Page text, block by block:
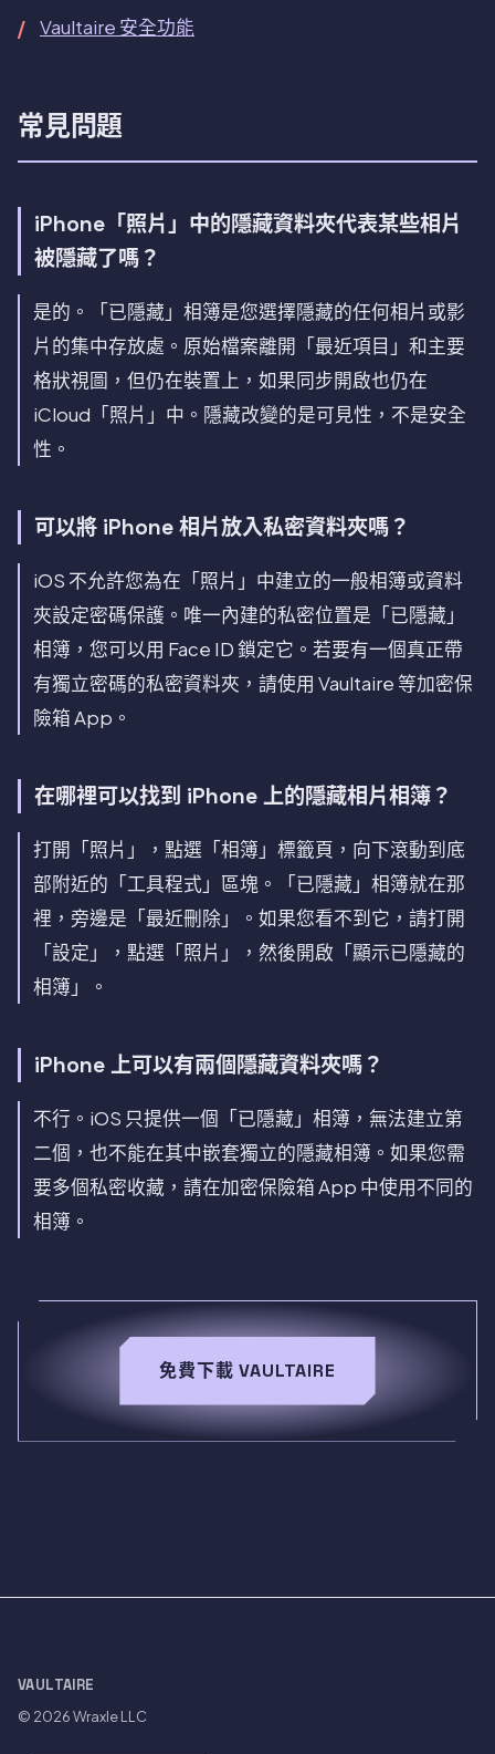
Vaultaire 安全功能
常見問題
iPhone「照片」中的隱藏資料夾代表某些相片
被隱藏了嗎？
是的。「已隱藏」相簿是您選擇隱藏的任何相片或影
片的集中存放處。原始檔案離開「最近項目」和主要
格狀視圖，但仍在裝置上，如果同步開啟也仍在
iCloud「照片」中。隱藏改變的是可見性，不是安全
性。
可以將 iPhone 相片放入私密資料夾嗎？
iOS 不允許您為在「照片」中建立的一般相簿或資料
夾設定密碼保護。唯一內建的私密位置是「已隱藏」
相簿，您可以用 Face ID 鎖定它。若要有一個真正帶
有獨立密碼的私密資料夾，請使用 Vaultaire 等加密保
險箱 App。
在哪裡可以找到 iPhone 上的隱藏相片相簿？
打開「照片」，點選「相簿」標籤頁，向下滾動到底
部附近的「工具程式」區塊。「已隱藏」相簿就在那
裡，旁邊是「最近刪除」。如果您看不到它，請打開
「設定」，點選「照片」，然後開啟「顯示已隱藏的
相簿」。
iPhone 上可以有兩個隱藏資料夾嗎？
不行。iOS 只提供一個「已隱藏」相簿，無法建立第
二個，也不能在其中嵌套獨立的隱藏相簿。如果您需
要多個私密收藏，請在加密保險箱 App 中使用不同的
相簿。
免費下載 VAULTAIRE
VAULTAIRE
© 2026Wraxle LLC